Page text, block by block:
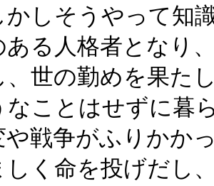
しそうやって知
ある人格者となり
、世の勤めを果た
なことはせずに暮
や戦争がふりかか
しく命を投げだし